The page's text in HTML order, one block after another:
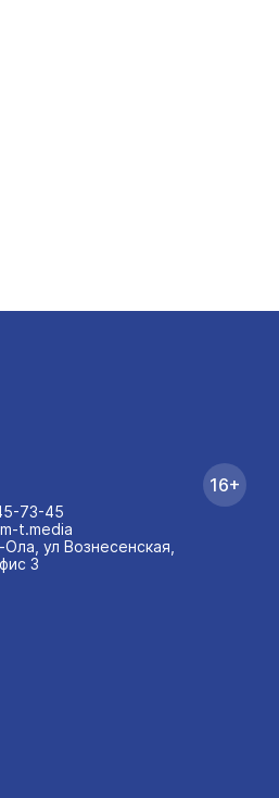
73-45
t.media
ул Вознесенская,
3
16+